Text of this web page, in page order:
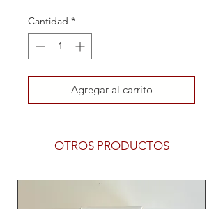
Cantidad *
Agregar al carrito
OTROS PRODUCTOS